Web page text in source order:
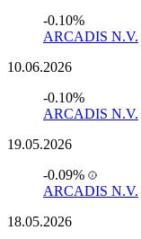
-0.10%
ARCADIS N.V.
10.06.2026
-0.10%
ARCADIS N.V.
19.05.2026
-0.09%
ARCADIS N.V.
18.05.2026